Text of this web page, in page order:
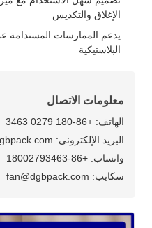
الإغلاق والتكديس
يدعم الممارسات المستدامة
البلاستيكية
معلومات الاتصال
الهاتف: +86-180 0279 3463
البريد الإلكتروني: fan@dgbpack.com
واتساب: +86-18002793463
سكايب: fan@dgbpack.com